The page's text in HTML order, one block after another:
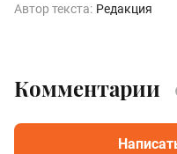
Автор текста: Редакция
Комментарии